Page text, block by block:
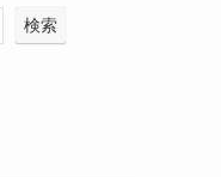
検索